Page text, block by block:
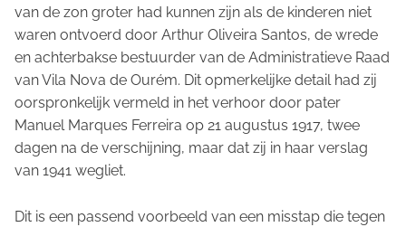
van de zon groter had kunnen zijn als de kinderen niet
waren ontvoerd door Arthur Oliveira Santos, de wrede
en achterbakse bestuurder van de Administratieve Raad
van Vila Nova de Ourém. Dit opmerkelijke detail had zij
oorspronkelijk vermeld in het verhoor door pater
Manuel Marques Ferreira op 21 augustus 1917, twee
dagen na de verschijning, maar dat zij in haar verslag
van 1941 wegliet.
Dit is een passend voorbeeld van een misstap die tegen